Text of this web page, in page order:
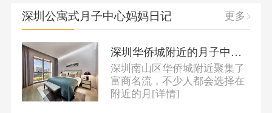
深圳公寓式月子中心妈妈日记 更多
深圳华侨城附近的月子中心有哪些？
深圳南山区华侨城附近聚集了
富商名流，不少人都会选择在
附近的月 [详情]